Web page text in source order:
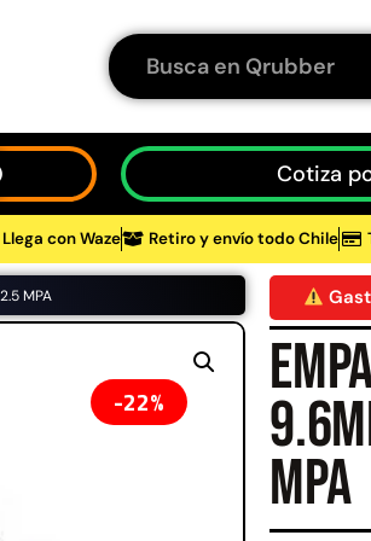
Cotiza
Llega con Waze Retiro y envío todo Chile
MPA
22%
MPA